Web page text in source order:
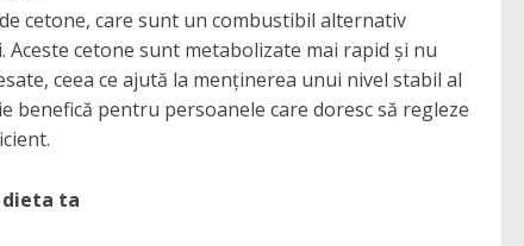
cetone, care sunt un combustibil alternativ
cetone sunt metabolizate mai rapid și nu
ceea ce ajută la menținerea unui nivel stabil al
benefică pentru persoanele care doresc să regleze
dieta ta